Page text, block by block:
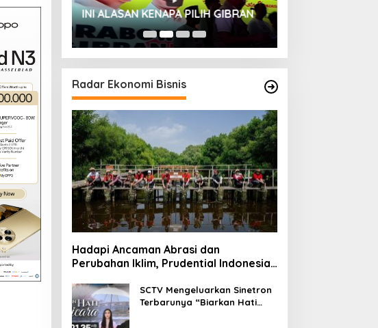
INI ALASAN KENAPA PILIH GIBRAN
Radar Ekonomi Bisnis
Hadapi Ancaman Abrasi dan
Perubahan Iklim, Prudential Indonesia
Jakarta
SCTV Mengeluarkan Sinetron
Terbarunya “Biarkan Hati